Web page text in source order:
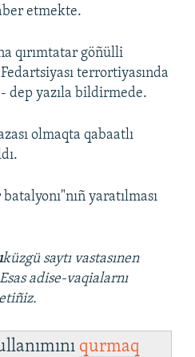
etmekte.
qırımtatar göñülli
terrortiyasında
dep yazıla bildirmede.
olmaqta qabaatlı
yaratılması
küzgü saytı vastasınen
adise-vaqialarnı
qurmaq